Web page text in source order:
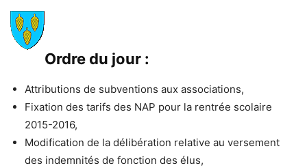
Ordre du jour :
Attributions de subventions aux associations,
Fixation des tarifs des NAP pour la rentrée scolaire
2015-2016,
Modification de la délibération relative au versement
des indemnités de fonction des élus,